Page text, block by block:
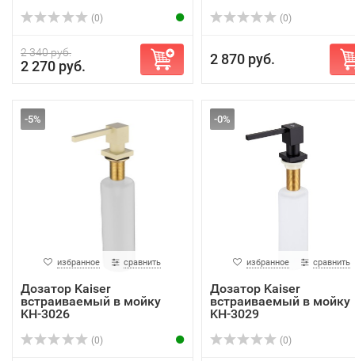
(0)
2 340 руб.
2 270 руб.
(0)
2 870 руб.
-5%
избранное сравнить
Дозатор Kaiser
встраиваемый в мойку
KH-3026
(0)
-0%
избранное сравнить
Дозатор Kaiser
встраиваемый в мойку
KH-3029
(0)